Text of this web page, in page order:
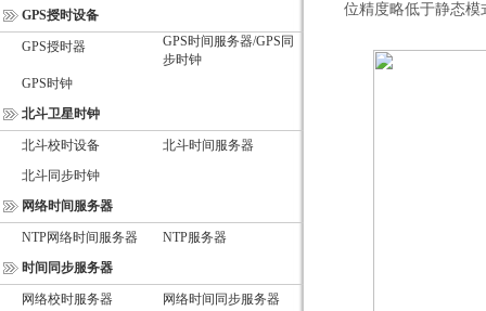
GPS授时设备
GPS授时器
GPS时间服务器/GPS同
步时钟
GPS时钟
北斗卫星时钟
北斗校时设备
北斗时间服务器
北斗同步时钟
网络时间服务器
NTP网络时间服务器
NTP服务器
时间同步服务器
网络校时服务器
网络时间同步服务器
位精度略低于静态模